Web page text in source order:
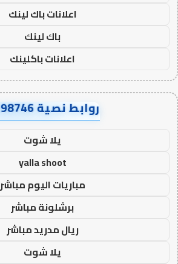
اعلانات باك لينك
باك لينك
اعلانات باكلينك
روابط نصية AA98746
يلا شوت
yalla shoot
مباريات اليوم مباشر
برشلونة مباشر
ريال مدريد مباشر
يلا شوت